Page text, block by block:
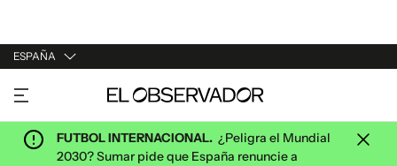
ESPAÑA
URUGUAY
ARGENTINA
ESPAÑA
FUTBOL INTERNACIONAL. ¿Peligra el Mundial
2030? Sumar pide que España renuncie a